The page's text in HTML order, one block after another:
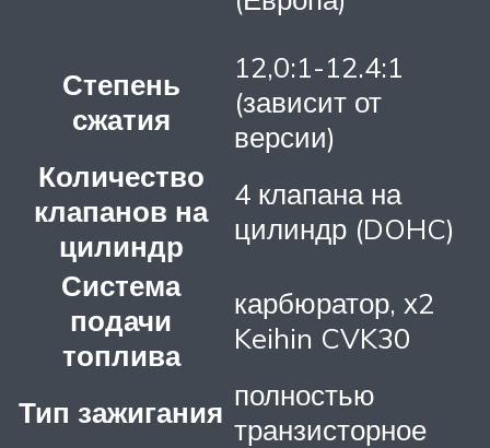
Степень
сжатия
12,0:1-12.4:1
(зависит от
версии)
Количество
клапанов на
цилиндр
4 клапана на
цилиндр (DOHC)
Система
подачи
топлива
карбюратор, х2
Keihin CVK30
Тип зажигания полностью
транзисторное